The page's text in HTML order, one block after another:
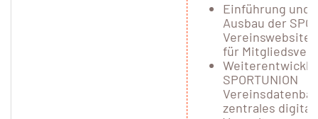
Einführung und
Ausbau der
für
SPORTUNION
zentrales